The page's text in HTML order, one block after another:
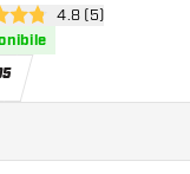
apri pannello
di valutazione
4.8 (5)